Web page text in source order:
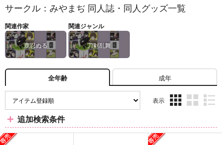
サークル：みやまぢ 同人誌・同人グッズ一覧
関連作家
鹿忍ぬる
関連ジャンル
刀剣乱舞
全年齢 成年
表示
ム
表
ム
表
ム
表
追加検索条件